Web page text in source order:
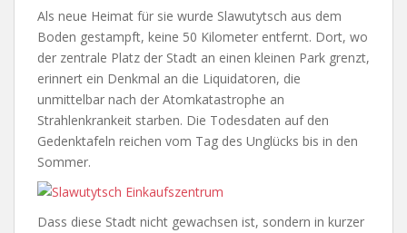
Als neue Heimat für sie wurde Slawutytsch aus dem
Boden gestampft, keine 50 Kilometer entfernt. Dort, wo
der zentrale Platz der Stadt an einen kleinen Park grenzt,
erinnert ein Denkmal an die Liquidatoren, die
unmittelbar nach der Atomkatastrophe an
Strahlenkrankeit starben. Die Todesdaten auf den
Gedenktafeln reichen vom Tag des Unglücks bis in den
Sommer.
Dass diese Stadt nicht gewachsen ist, sondern in kurzer